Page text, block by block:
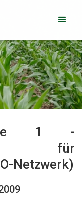
1 -
für
Netzwerk)